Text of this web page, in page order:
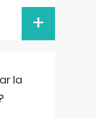
+
la